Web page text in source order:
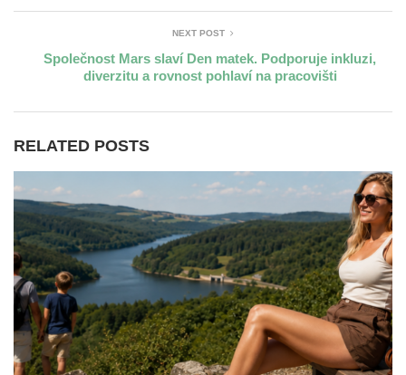
NEXT POST
Společnost Mars slaví Den matek. Podporuje inkluzi,
diverzitu a rovnost pohlaví na pracovišti
RELATED POSTS